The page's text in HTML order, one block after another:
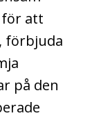
för att
förbjuda
på den